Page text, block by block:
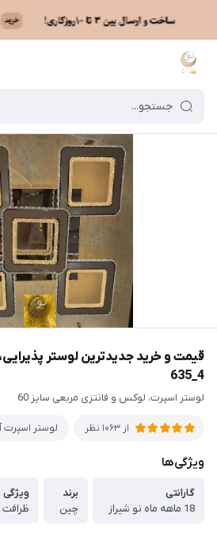
ماه نو / خرید لوستر بر اساس مدل
قیمت و خرید جدیدترین لوستر
4_635
لوستر اسپرت، لوکس و فانتزی مربعی سایز 60
از 1063 نظر لوستر اسپرت
ویژگی‌ها
گارانتی
18 ماهه ماه نو شیراز
برند
چین